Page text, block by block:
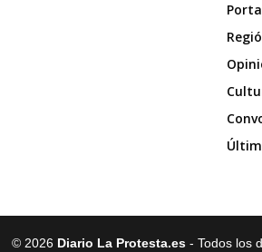
© 2026 Diario La Protesta.es - Todos los